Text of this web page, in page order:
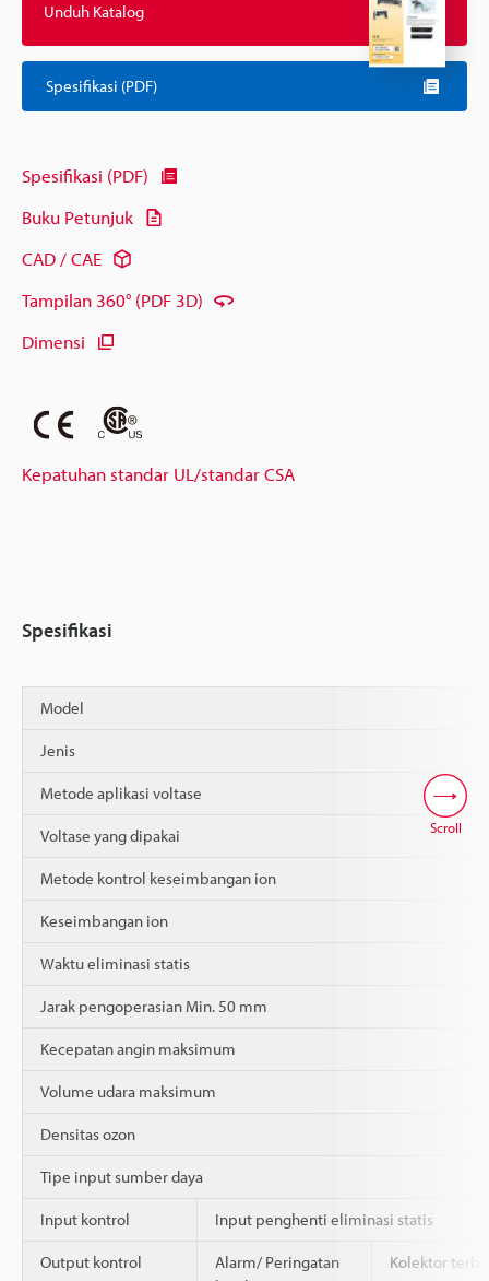
Unduh Katalog
Spesifikasi (PDF)
Spesifikasi (PDF)
Buku Petunjuk
CAD / CAE
Tampilan 360° (PDF 3D)
Dimensi
Kepatuhan standar UL/standar CSA
Spesifikasi
Model
Jenis
Metode aplikasi voltase
Voltase yang dipakai
Metode kontrol keseimbangan ion
Keseimbangan ion
Waktu eliminasi statis
Jarak pengoperasian Min. 50 mm
Kecepatan angin maksimum
Volume udara maksimum
Densitas ozon
Tipe input sumber daya
Input kontrol Input penghenti eliminasi statis
Output kontrol
Alarm/ Peringatan
Kolektor
Scroll